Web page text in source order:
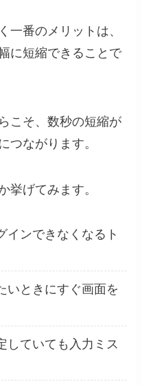
一番のメリットは、
に短縮できることで
こそ、数秒の短縮が
つながります。
挙げてみます。
インできなくなるト
いときにすぐ画面を
していても入力ミス